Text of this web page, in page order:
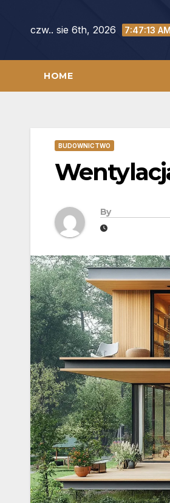
czw.. sie 6th, 2026 7:47:14 AM
HOME
BUDOWNICTWO
By